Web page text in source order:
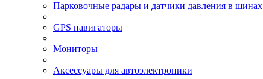
Парковочные радары и датчики давления в шинах
GPS навигаторы
Мониторы
Аксессуары для автоэлектроники